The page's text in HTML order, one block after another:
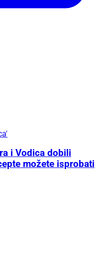
i Vodica dobili
možete isprobati